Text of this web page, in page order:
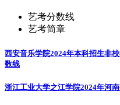
艺考分数线
艺考简章
西安音乐学院2024年本科招生非
数线
浙江工业大学之江学院2024年河